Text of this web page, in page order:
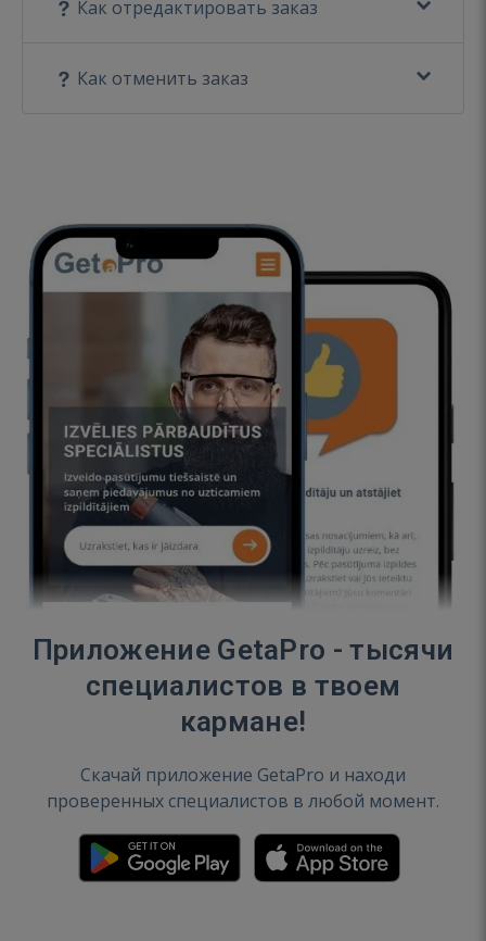
Как отредактировать заказ
Как отменить заказ
Приложение GetaPro - тысячи
специалистов в твоем
кармане!
Скачай приложение GetaPro и находи
проверенных специалистов в любой момент.